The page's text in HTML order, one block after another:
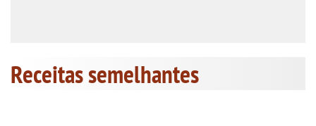
Receitas semelhantes